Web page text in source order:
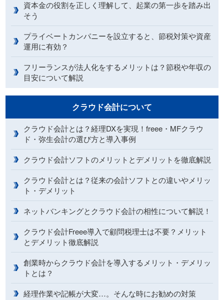
資本金の役割を正しく理解して、起業の第一歩を踏み出
そう
プライベートカンパニーを設立すると、節税対策や資産
運用に有効？
フリーランスが法人化をするメリットは？節税や年収の
目安について解説
クラウド会計について
クラウド会計とは？経理DXを実現！freee・MFクラウ
ド・弥生会計の選び方と導入事例
クラウド会計ソフトのメリットとデメリットを徹底解説
クラウド会計とは？従来の会計ソフトとの違いやメリッ
ト・デメリット
ネットバンキングとクラウド会計の相性について解説！
クラウド会計Freee導入で顧問税理士は不要？メリット
とデメリット徹底解説
創業時からクラウド会計を導入するメリット・デメリッ
トとは？
経理作業や記帳が大変…。そんな時にお勧めの対策